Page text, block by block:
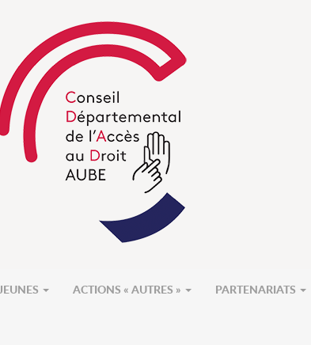
ACTIONS « AUTRES » PARTENARIATS